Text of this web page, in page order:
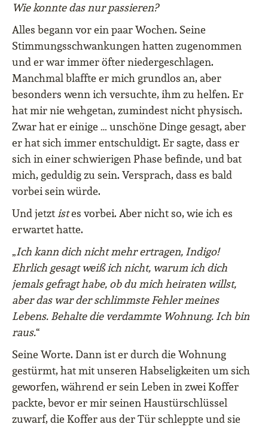
Wie konnte das nur passieren?
Alles begann vor ein paar Wochen. Seine
Stimmungsschwankungen hatten zugenommen
und er war immer öfter niedergeschlagen.
Manchmal blaffte er mich grundlos an, aber
besonders wenn ich versuchte, ihm zu helfen. Er
hat mir nie wehgetan, zumindest nicht physisch.
Zwar hat er einige … unschöne Dinge gesagt, aber
er hat sich immer entschuldigt. Er sagte, dass er
sich in einer schwierigen Phase befinde, und bat
mich, geduldig zu sein. Versprach, dass es bald
vorbei sein würde.
Und jetztistes vorbei. Aber nicht so, wie ich es
erwartet hatte.
„Ich kann dich nicht mehr ertragen, Indigo!
Ehrlich gesagt weiß ich nicht, warum ich dich
jemals gefragt habe, ob du mich heiraten willst,
aber das war der schlimmste Fehler meines
Lebens. Behalte die verdammte Wohnung. Ich bin
raus.“
Seine Worte. Dann ist er durch die Wohnung
gestürmt, hat mit unseren Habseligkeiten um sich
geworfen, während er sein Leben in zwei Koffer
packte, bevor er mir seinen Haustürschlüssel
zuwarf, die Koffer aus der Tür schleppte und sie